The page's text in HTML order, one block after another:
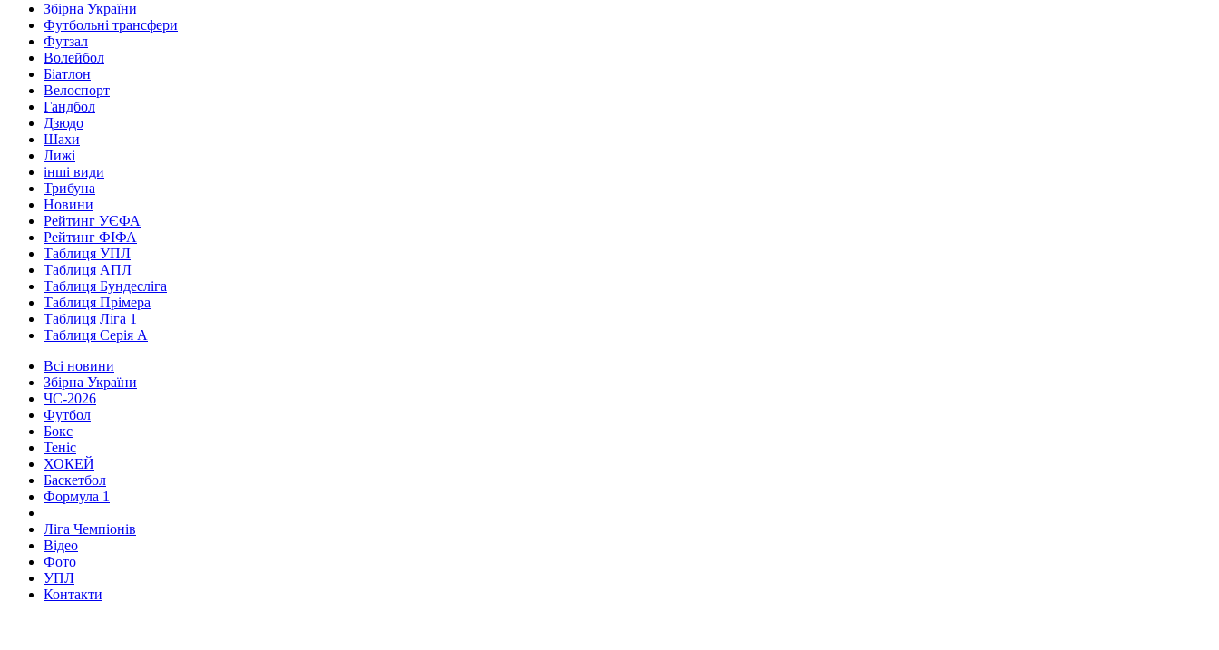
Збірна України
Футбольні трансфери
Футзал
Волейбол
Біатлон
Велоспорт
Гандбол
Дзюдо
Шахи
Лижі
інші види
Трибуна
Новини
Рейтинг УЄФА
Рейтинг ФІФА
Таблиця УПЛ
Таблиця АПЛ
Таблиця Бундесліга
Таблиця Прімера
Таблиця Ліга 1
Таблиця Серія А
Всі новини
Збірна України
ЧС-2026
Футбол
Бокс
Теніс
ХОКЕЙ
Баскетбол
Формула 1
Ліга Чемпіонів
Відео
Фото
УПЛ
Контакти